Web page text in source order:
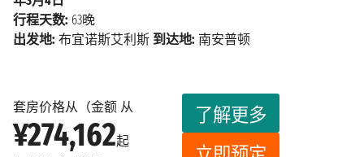
套房价格从（金额 从
¥274,162起
了解更多
行程天数: 63晚
出发地: 布宜诺斯艾利斯 到达地: 南安普顿